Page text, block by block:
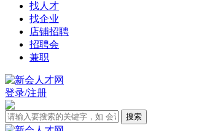
找人才
找企业
店铺招聘
招聘会
兼职
登录/注册